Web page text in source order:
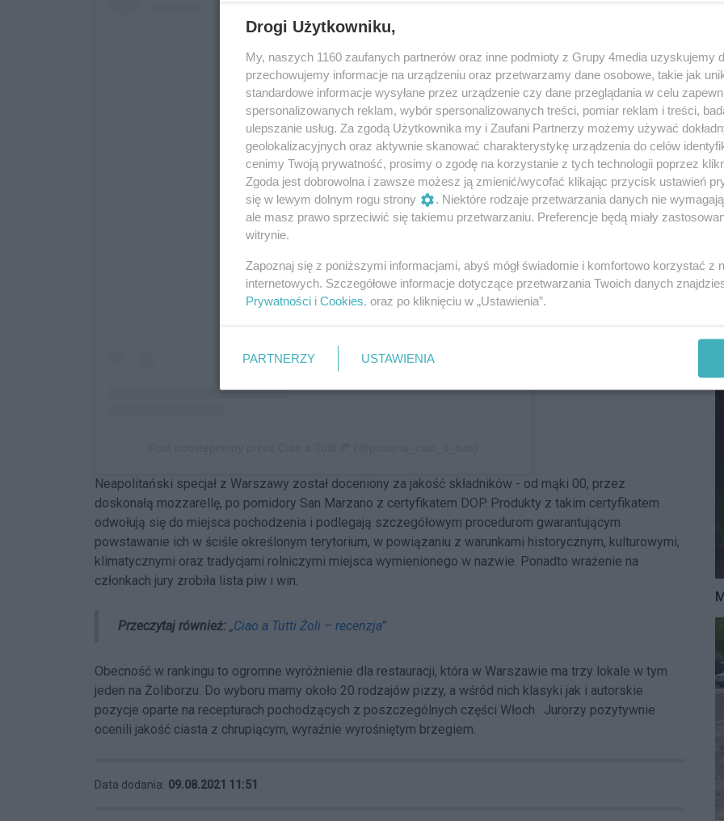
Wyświetl ten post na Instagramie.
Neapolitański specjał z Warszawy został doceniony za jakość składników - od mąki 00, przez
doskonałą mozzarellę, po pomidory San Marzano z certyfikatem DOP. Produkty z takim certyfikatem
odwołują się do miejsca pochodzenia i podlegają szczegółowym procedurom gwarantującym
powstawanie ich w ściśle określonym terytorium, w powiązaniu z warunkami historycznym, kulturowymi,
klimatycznymi oraz tradycjami rolniczymi miejsca wymienionego w nazwie. Ponadto wrażenie na
członkach jury zrobiła lista piw i win.
Przeczytaj również: „Ciao a Tutti Żoli – recenzja”
Obecność w rankingu to ogromne wyróżnienie dla restauracji, która w Warszawie ma trzy lokale w tym
jeden na Żoliborzu. Do wyboru mamy około 20 rodzajów pizzy, a wśród nich klasyki jak i autorskie
pozycje oparte na recepturach pochodzących z poszczególnych części Włoch. Jurorzy pozytywnie
ocenili jakość ciasta z chrupiącym, wyraźnie wyrośniętym brzegiem.
Data dodania: 09.08.2021 11:51
Drogi Użytkowniku,
My, naszych 1160 zaufanych partnerów oraz inne podmioty z Grupy 4media uzyskujemy
przechowujemy informacje na urządzeniu oraz przetwarzamy dane osobowe, takie jak
standardowe informacje wysyłane przez urządzenie czy dane przeglądania w celu
spersonalizowanych reklam, wybór spersonalizowanych treści, pomiar reklam i treści,
ulepszanie usług. Za zgodą Użytkownika my i Zaufani Partnerzy możemy używać
geolokalizacyjnych oraz aktywnie skanować charakterystykę urządzenia do celów
cenimy Twoją prywatność, prosimy o zgodę na korzystanie z tych technologii poprzez
Zgoda jest dobrowolna i zawsze możesz ją zmienić/wycofać klikając przycisk ustawień
się w lewym dolnym rogu strony
. Niektóre rodzaje przetwarzania danych nie
ale masz prawo sprzeciwić się takiemu przetwarzaniu. Preferencje będą miały
witrynie.
Zapoznaj się z poniższymi informacjami, abyś mógł świadomie i komfortowo korzystać z
internetowych. Szczegółowe informacje dotyczące przetwarzania Twoich danych
Prywatności i Cookies. oraz po kliknięciu w „Ustawienia”.
PARTNERZY USTAWIENIA